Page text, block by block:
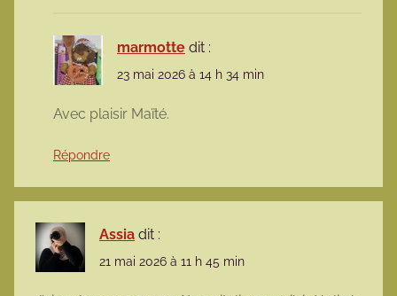
marmotte dit :
23 mai 2026 à 14 h 34 min
Avec plaisir Maïté.
Répondre
Assia dit :
21 mai 2026 à 11 h 45 min